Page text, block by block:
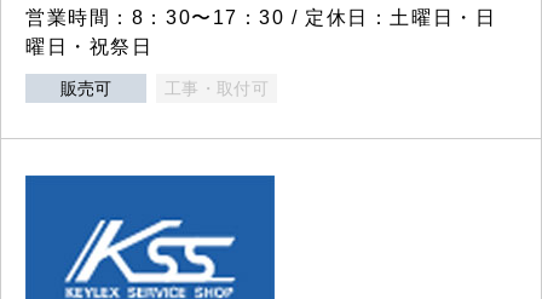
営業時間：8：30〜17：30 / 定休日：土曜日・日
曜日・祝祭日
販売可 工事・取付可